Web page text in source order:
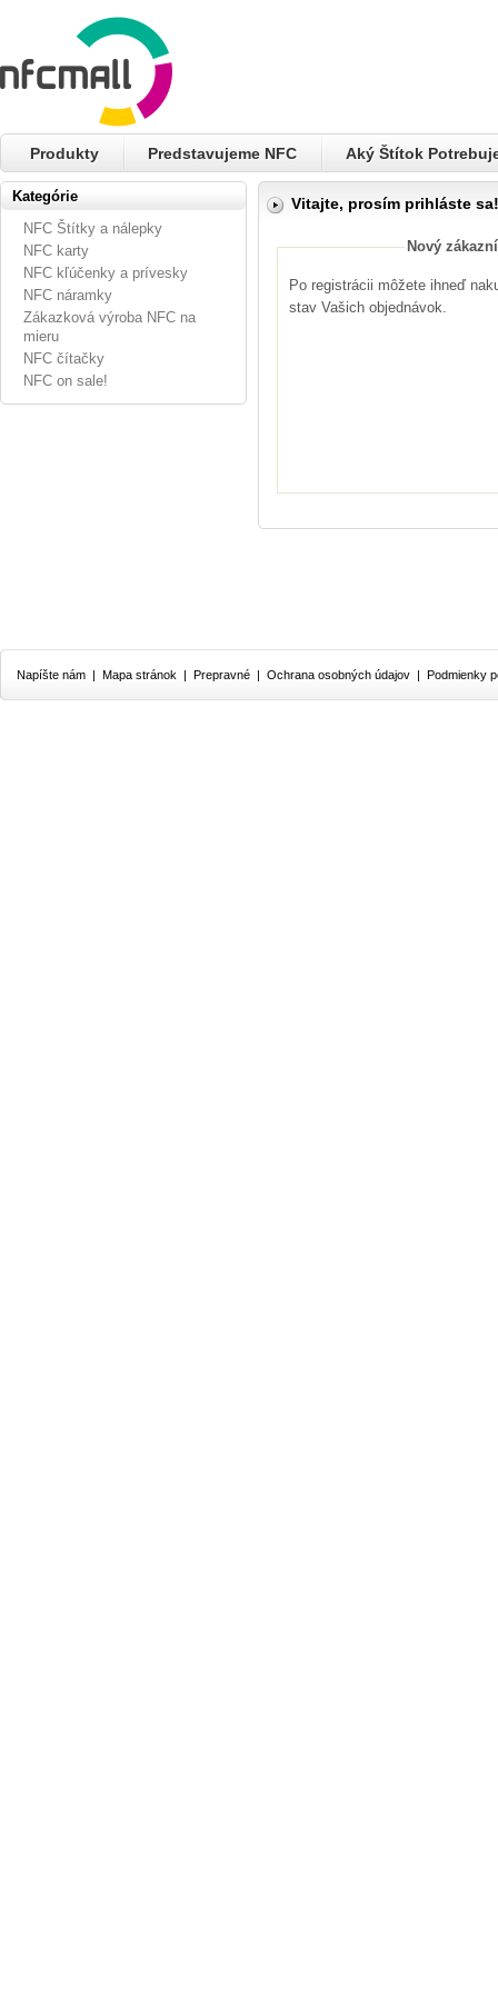
Produkty Predstavujeme NFC Aký Štítok
Kategórie
NFC Štítky a nálepky
NFC karty
NFC kľúčenky a prívesky
NFC náramky
Zákazková výroba NFC na
mieru
NFC čítačky
NFC on sale!
Vitajte, prosím prihláste sa!
Nový
Po registrácii môžete ihneď
stav Vašich objednávok.
Napíšte nám | Mapa stránok | Prepravné | Ochrana osobných údajov | Podmienky